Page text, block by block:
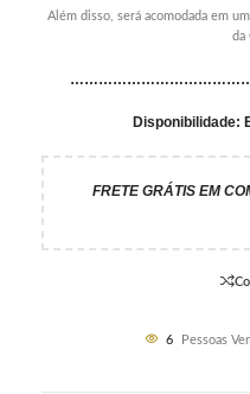
Além disso, será acomodada em
da
Disponibilidade:
FRETE GRÁTIS EM
6 Pessoas